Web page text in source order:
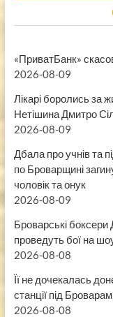
«ПриватБанк»
2026-08-09
Лікарі боролись за
Нетішина Дмитро
2026-08-09
Дбала про учнів та
по Броварщині
чоловік та онук
2026-08-09
Броварські
проведуть бої на
2026-08-08
Її не дочекалась
станції під
2026-08-08